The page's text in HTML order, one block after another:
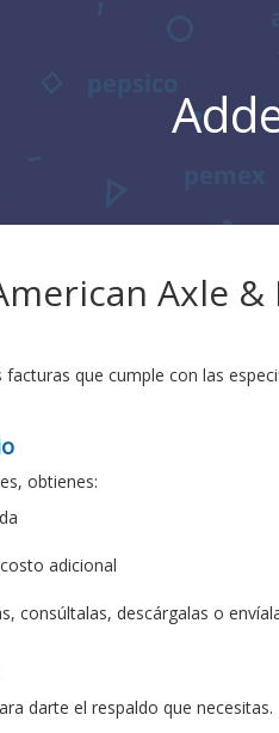
Axle
que cumple con las
obtienes:
adicional
consúltalas, descárgalas o
darte el respaldo que necesitas.